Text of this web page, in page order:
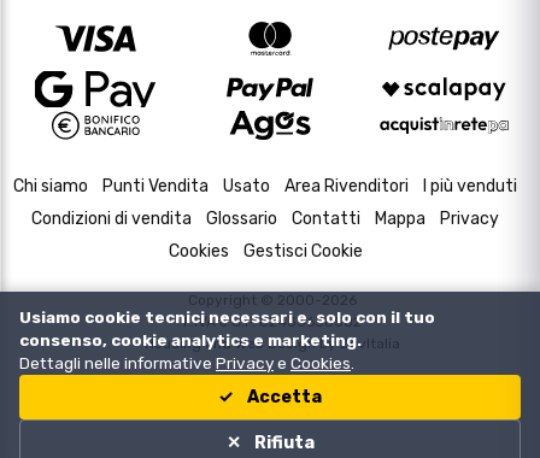
Chi siamo Punti Vendita Usato Area Rivenditori
I più venduti
Condizioni di vendita
Glossario Contatti Mappa
Privacy
Cookies
Gestisci Cookie
Copyright © 2000-2026
P.IVA e C.F. 02433630502
Housing and Web Design byDevItalia
Usiamo cookie tecnici necessari e, solo con il tuo
consenso, cookie analytics e marketing.
Dettagli nelle informative Privacye Cookies
Accetta
Rifiuta